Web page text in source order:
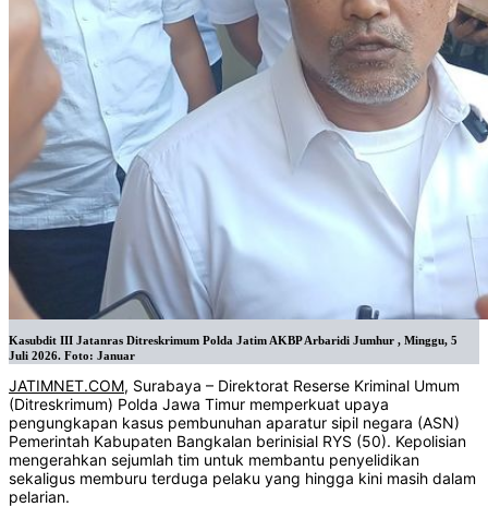
Kasubdit III Jatanras Ditreskrimum Polda Jatim AKBP Arbaridi Jumhur , Minggu, 5
Juli 2026. Foto: Januar
JATIMNET.COM, Surabaya – Direktorat Reserse Kriminal Umum
(Ditreskrimum) Polda Jawa Timur memperkuat upaya
pengungkapan kasus pembunuhan aparatur sipil negara (ASN)
Pemerintah Kabupaten Bangkalan berinisial RYS (50). Kepolisian
mengerahkan sejumlah tim untuk membantu penyelidikan
sekaligus memburu terduga pelaku yang hingga kini masih dalam
pelarian.